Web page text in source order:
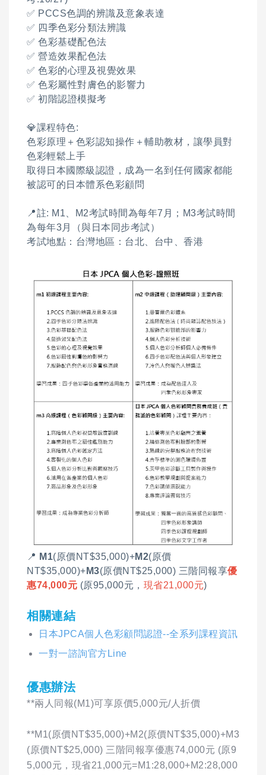
✅ PCCS色調的辨識及意象表達
✅ 四季色彩分類法辨識
✅ 色彩基礎配色法
✅ 營造效果配色法
✅ 色彩的心理及視覺效果
✅ 色彩屬性對膚色的影響力
✅ 初階認證模擬考
💎課程特色:
色彩原理＋色彩認知操作＋輔助教材，讓學員對
色彩輕鬆上手
取得日本國際級認證，成為一名到任何國家都能
被認可的日本體系色彩顧問
📍註: M1、M2考試時間為每年7月；M3考試時間
為每年3月（與日本同步考試）
考試地點：台灣地區：台北、台中、香港
📍 M1(原價NT$35,000)+M2(原價
NT$35,000)+ M3(原價NT$25,000) 三階同報享優
惠74,000元 (原95,000元， 現省21,000元)
相關連結
日本JPCA個人色彩顧問認證--全系列課程資訊
一對一諮詢官方Line
優惠辦法
**兩人同報(M1)可享原價5,000元/人折價
**M1(原價NT$35,000)+M2(原價NT$35,000)+M3
(原價NT$25,000) 三階同報享優惠74,000元 (原9
5,000元，現省21,000元=M1:28,000+M2:28,000